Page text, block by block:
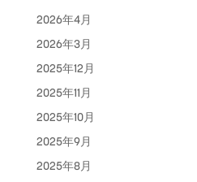
2026年4月
2026年3月
2025年12月
2025年11月
2025年10月
2025年9月
2025年8月